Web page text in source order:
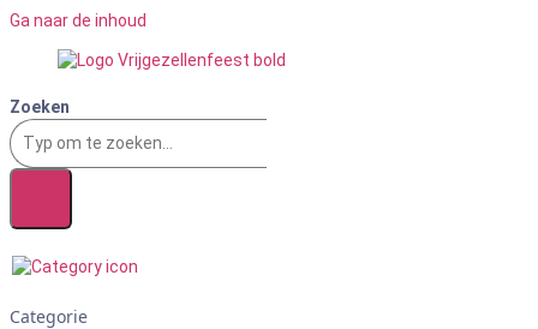
Ga naar de inhoud
Zoeken
Categorie